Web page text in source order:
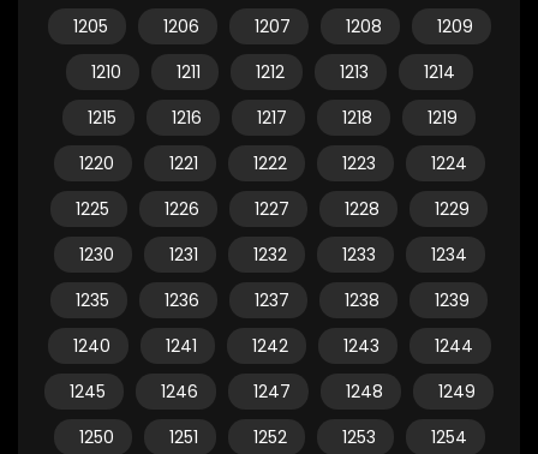
1205
1206 1207 1208
1209
1210
1211 1212 1213
1214
1215
1216 1217 1218
1219
1220
1221 1222 1223
1224
1225
1226 1227 1228
1229
1230
1231 1232 1233
1234
1235
1236 1237 1238
1239
1240
1241 1242 1243
1244
1245
1246 1247 1248
1249
1250
1251 1252 1253
1254